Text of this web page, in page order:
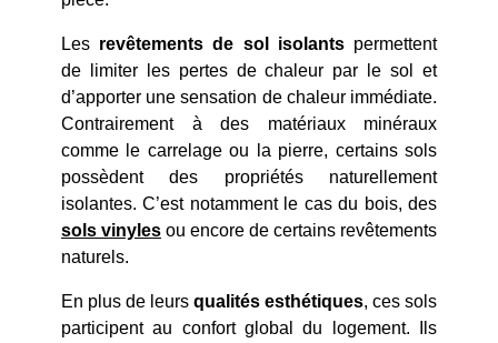
Les revêtements de sol isolantspermettent
de limiter les pertes de chaleur par le sol et
d’apporter une sensation de chaleur immédiate.
Contrairement à des matériaux minéraux
comme le carrelage ou la pierre, certains sols
possèdent des propriétés naturellement
isolantes. C’est notamment le cas du bois, des
sols vinyles ou encore de certains revêtements
naturels.
En plus de leurs qualités esthétiques, ces sols
participent au confort global du logement. Ils